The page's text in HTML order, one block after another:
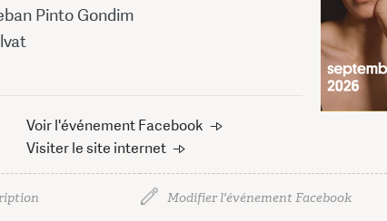
Pinto Gondim
Voir l'événement Facebook
Visiter le site internet
Modifier l'événement Facebook